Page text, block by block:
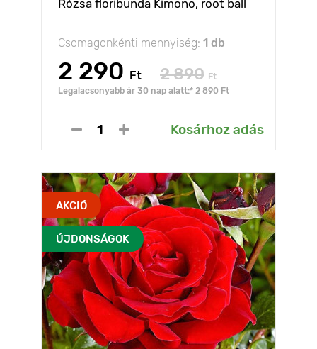
Rózsa floribunda Kimono, root ball
Csomagonkénti mennyiség: 1 db
2 290 Ft 2 890 Ft
Legalacsonyabb ár 30 nap alatt:* 2 890 Ft
Kosárhoz adás
AKCIÓ
ÚJDONSÁGOK